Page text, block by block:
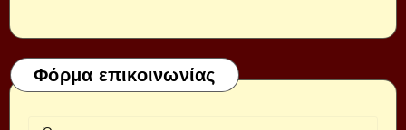
Φόρμα επικοινωνίας